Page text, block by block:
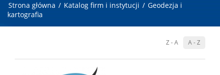
Strona główna / Katalog firm i instytucji / Geodezja i
kartografia
A - Z
Z - A